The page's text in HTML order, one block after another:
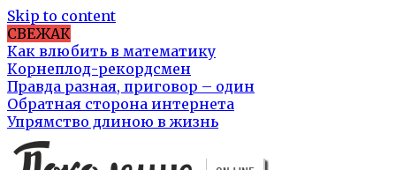
Skip to content
СВЕЖАК
Как влюбить в математику
Корнеплод-рекордсмен
Правда разная, приговор – один
Обратная сторона интернета
Упрямство длиною в жизнь